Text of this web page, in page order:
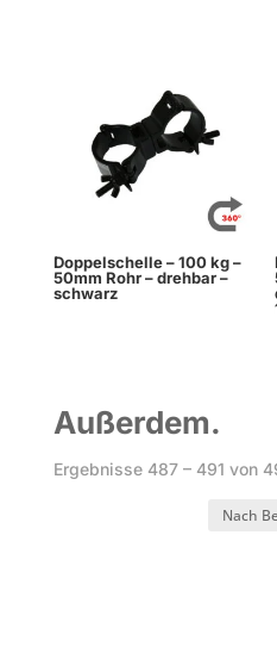
Doppelschelle – 100 kg –
50mm Rohr – drehbar –
schwarz
Außerdem.
Ergebnisse 487 – 491 von